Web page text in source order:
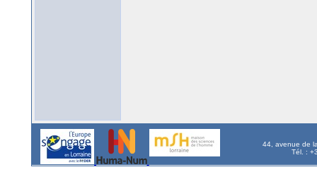
44, avenue de
Tél. :